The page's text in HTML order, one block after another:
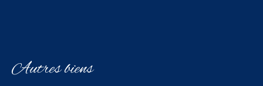
Autres biens